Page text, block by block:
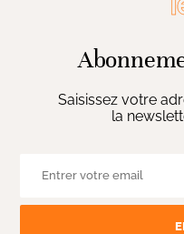
Saisissez votre
la